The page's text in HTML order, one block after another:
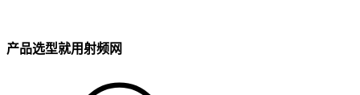
产品选型就用射频网